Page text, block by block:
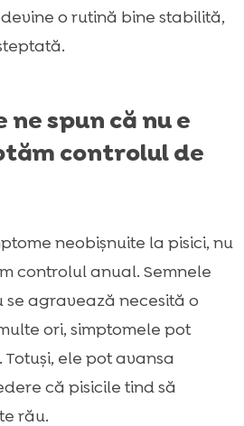
o rutină bine stabilită,
ne spun că nu e
controlul de
neobișnuite la pisici, nu
controlul anual. Semnele
se agravează necesită o
ori, simptomele pot
ele pot avansa
că pisicile tind să
rău.